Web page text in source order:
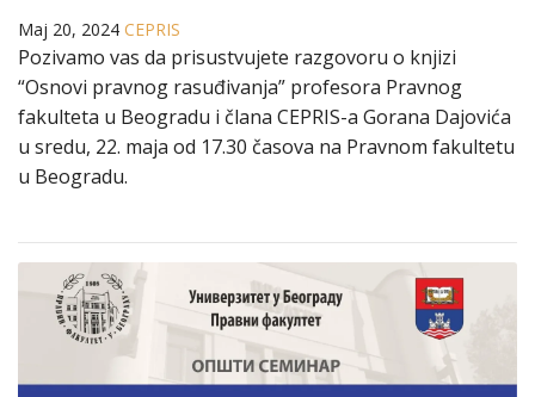
Maj 20, 2024 CEPRIS
Pozivamo vas da prisustvujete razgovoru o knjizi
“Osnovi pravnog rasuđivanja” profesora Pravnog
fakulteta u Beogradu i člana CEPRIS-a Gorana Dajovića
u sredu, 22. maja od 17.30 časova na Pravnom fakultetu
u Beogradu.